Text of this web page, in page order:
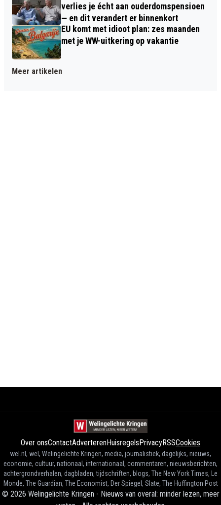
verlies je écht aan ouderdomspensioen
— en dit verandert er binnenkort
EU komt met idioot plan: zes maanden
met je WW-uitkering op vakantie
Meer artikelen
Over onsContactAdverterenHuisregelsPrivacyRSSCookies
wel.nl, wel, Welingelichte Kringen, media, journalistiek, dagelijks, nieuws,
economie, cultuur, nationaal, internationaal, commentaren, nieuwsberichten,
achtergrondverhalen, dagbladen, tijdschriften, blogs, The New York Times, Le
Monde, The Guardian, The Economist, Der Spiegel, Slate, The Huffington Post
© 2026 Welingelichte Kringen - Nieuws van overal: minder lezen, meer